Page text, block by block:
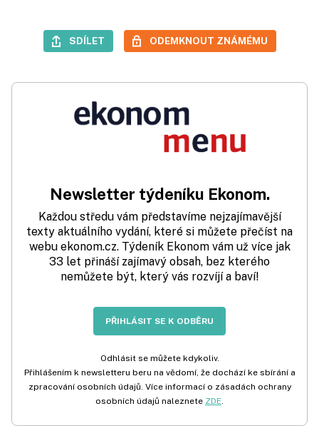
SDÍLET ODEMKNOUT ZNÁMÉMU
Newsletter týdeníku Ekonom.
Každou středu vám představíme nejzajímavější
texty aktuálního vydání, které si můžete přečíst na
webu ekonom.cz. Týdeník Ekonom vám už více jak
33 let přináší zajímavý obsah, bez kterého
nemůžete být, který vás rozvíjí a baví!
PŘIHLÁSIT SE K ODBĚRU
Odhlásit se můžete kdykoliv.
Přihlášením k newsletteru beru na vědomí, že dochází ke sbírání a
zpracování osobních údajů. Více informací o zásadách ochrany
osobních údajů naleznete ZDE.